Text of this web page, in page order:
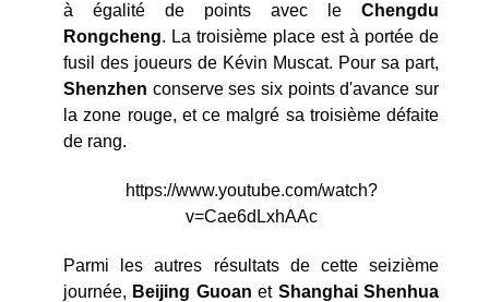
à égalité de points avec le Chengdu
Rongcheng. La troisième place est à portée de
fusil des joueurs de Kévin Muscat. Pour sa part,
Shenzhen conserve ses six points d'avance sur
la zone rouge, et ce malgré sa troisième défaite
de rang.
https://www.youtube.com/watch?
v=Cae6dLxhAAc
Parmi les autres résultats de cette seizième
journée, Beijing Guoan et Shanghai Shenhua